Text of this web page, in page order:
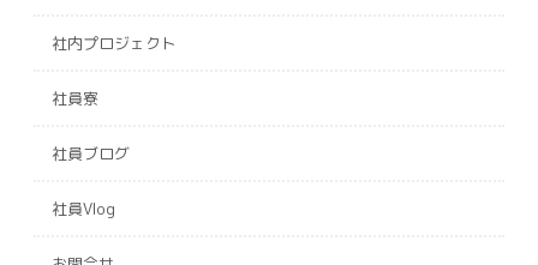
社内プロジェクト
社員寮
社員ブログ
社員Vlog